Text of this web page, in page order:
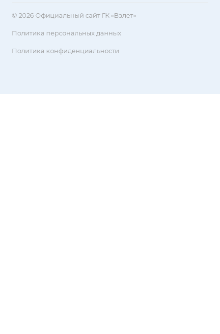
© 2026 Официальный сайт ГК «Взлет»
Политика персональных данных
Политика конфиденциальности